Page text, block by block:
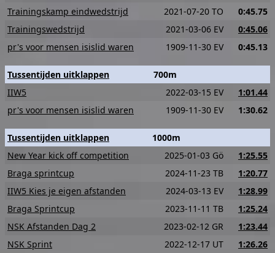
Trainingskamp eindwedstrijd
2021-07-20 TO 0:45.75
Trainingswedstrijd
2021-03-06 EV 0:45.06
pr's voor mensen isislid waren
1909-11-30 EV 0:45.13
Tussentijden uitklappen
700m
IIW5
2022-03-15 EV 1:01.44
pr's voor mensen isislid waren
1909-11-30 EV 1:30.62
Tussentijden uitklappen
1000m
New Year kick off competition
2025-01-03 Gö 1:25.55
Braga sprintcup
2024-11-23 TB 1:20.77
IIW5 Kies je eigen afstanden
2024-03-13 EV 1:28.99
Braga Sprintcup
2023-11-11 TB 1:25.24
NSK Afstanden Dag 2
2023-02-12 GR 1:23.44
NSK Sprint
2022-12-17 UT 1:26.26